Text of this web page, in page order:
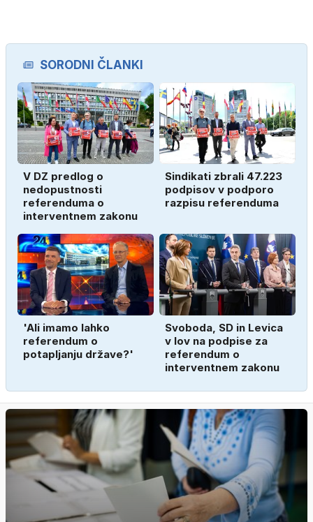
SORODNI ČLANKI
V DZ predlog o
nedopustnosti
referenduma o
interventnem zakonu
Sindikati zbrali 47.223
podpisov v podporo
razpisu referenduma
'Ali imamo lahko
referendum o
potapljanju države?'
Svoboda, SD in Levica
v lov na podpise za
referendum o
interventnem zakonu